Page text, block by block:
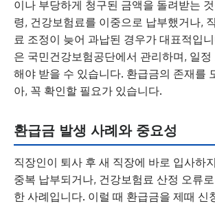
이나 부당하게 청구된 금액을 돌려받는
령, 건강보험료를 이중으로 납부했거나,
료 조정이 늦어 과납된 경우가 대표적입
은 국민건강보험공단에서 관리하며, 일정
해야 받을 수 있습니다. 환급금의 존재를
아, 꼭 확인할 필요가 있습니다.
환급금 발생 사례와 중요성
직장인이 퇴사 후 새 직장에 바로 입사하
중복 납부되거나, 건강보험료 산정 오류
한 사례입니다. 이럴 때 환급금을 제때 신